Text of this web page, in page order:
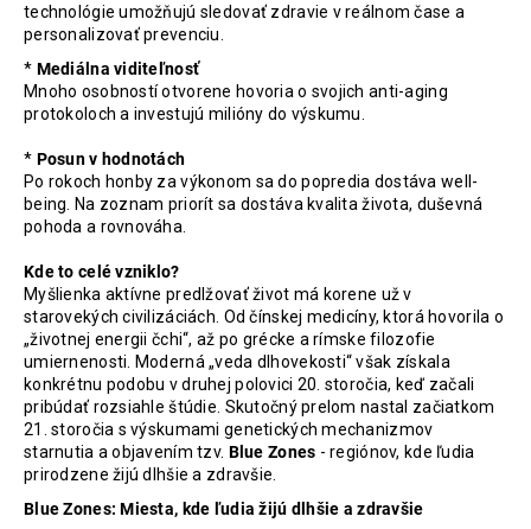
technológie umožňujú sledovať zdravie v reálnom čase a
personalizovať prevenciu.
* Mediálna viditeľnosť
Mnoho osobností otvorene hovoria o svojich anti-aging
protokoloch a investujú milióny do výskumu.
* Posun v hodnotách
Po rokoch honby za výkonom sa do popredia dostáva well-
being. Na zoznam priorít sa dostáva kvalita života, duševná
pohoda a rovnováha.
Kde to celé vzniklo?
Myšlienka aktívne predlžovať život má korene už v
starovekých civilizáciách. Od čínskej medicíny, ktorá hovorila o
„životnej energii čchi“, až po grécke a rímske filozofie
umiernenosti. Moderná „veda dlhovekosti“ však získala
konkrétnu podobu v druhej polovici 20. storočia, keď začali
pribúdať rozsiahle štúdie. Skutočný prelom nastal začiatkom
21. storočia s výskumami genetických mechanizmov
starnutia a objavením tzv. Blue Zones - regiónov, kde ľudia
prirodzene žijú dlhšie a zdravšie.
Blue Zones: Miesta, kde ľudia žijú dlhšie a zdravšie
O
d
p
o
r
ú
č
a
m
e
PROBIO
WOMAN
THERAPY
3
PACK
93,60
€
Pôvodne:
117